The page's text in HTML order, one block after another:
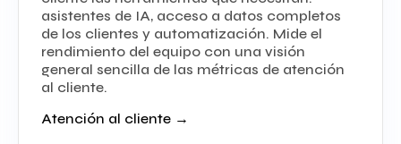
asistentes de IA, acceso a datos completos
de los clientes y automatización. Mide el
rendimiento del equipo con una visión
general sencilla de las métricas de atención
al cliente.
Atención al cliente →